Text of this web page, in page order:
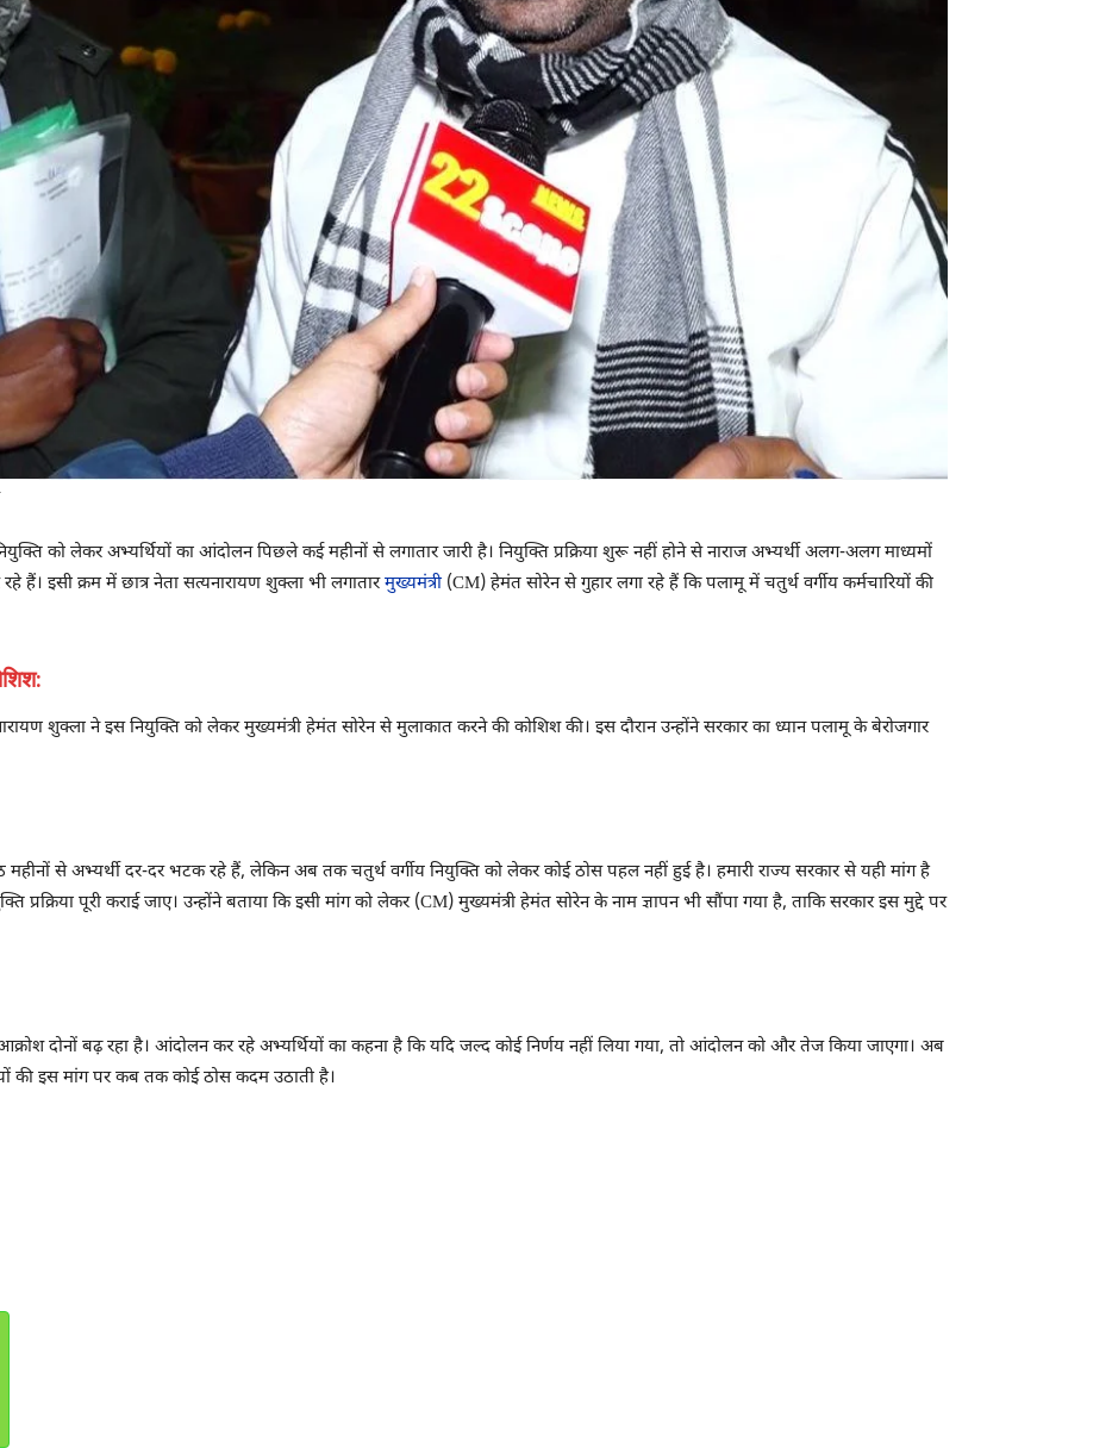
को लेकर अभ्यर्थियों का आंदोलन पिछले कई महीनों से लगातार जारी है। नियुक्ति प्रक्रिया शुरू नहीं होने से नाराज अभ्यर्थी अलग-अलग माध्यमों
इसी क्रम में छात्र नेता सत्यनारायण शुक्ला भी लगातारमुख्यमंत्री(CM) हेमंत सोरेन से गुहार लगा रहे हैं कि पलामू में चतुर्थ वर्गीय कर्मचारियों की
शुक्ला ने इस नियुक्ति को लेकर मुख्यमंत्री हेमंत सोरेन से मुलाकात करने की कोशिश की। इस दौरान उन्होंने सरकार का ध्यान पलामू के बेरोजगार
से अभ्यर्थी दर-दर भटक रहे हैं, लेकिन अब तक चतुर्थ वर्गीय नियुक्ति को लेकर कोई ठोस पहल नहीं हुई है। हमारी राज्य सरकार से यही मांग है
पूरी कराई जाए। उन्होंने बताया कि इसी मांग को लेकर (CM) मुख्यमंत्री हेमंत सोरेन के नाम ज्ञापन भी सौंपा गया है, ताकि सरकार इस मुद्दे पर
आक्रोश दोनों बढ़ रहा है। आंदोलन कर रहे अभ्यर्थियों का कहना है कि यदि जल्द कोई निर्णय नहीं लिया गया, तो आंदोलन को और तेज किया जाएगा। अब
की इस मांग पर कब तक कोई ठोस कदम उठाती है।